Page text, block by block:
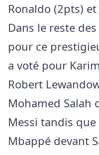
Ronaldo (2pts)
Dans le reste
pour ce
a voté pour
Robert
Mohamed Salah
Messi tandis
Mbappé devant